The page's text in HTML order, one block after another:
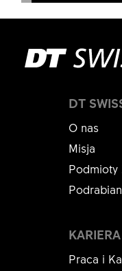
DT
O nas
Misja
Podmioty
KARIERA
Praca i